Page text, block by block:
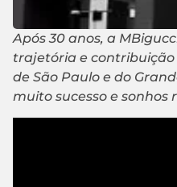
Após 30 anos, a
trajetória e
de São Paulo e do
muito sucesso e sonhos